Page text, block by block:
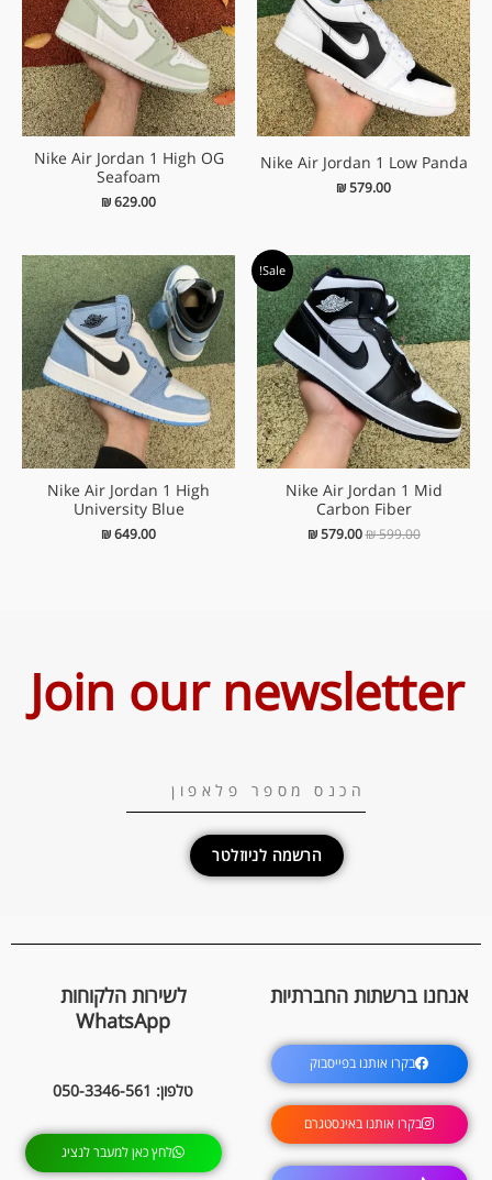
Nike Air Jordan 1 Low Panda
₪579.00
Nike Air Jordan 1 High OG
Seafoam
₪629.00
Sale!
Nike Air Jordan 1 Mid
Carbon Fiber
₪599.00
המחיר
המקורי
היה:
₪ 599.00.
₪579.00
המחיר
הנוכחי
הוא:
₪ 579.00.
Nike Air Jordan 1 High
University Blue
₪649.00
Join our newsletter
הרשמה לניוזלטר
אנחנו ברשתות החברתיות
בקרו אותנו בפייסבוק
בקרו אותנו באינסטגרם
לשירות הלקוחות
WhatsApp
טלפון: 050-3346-561
לחץ כאן למעבר לנציג